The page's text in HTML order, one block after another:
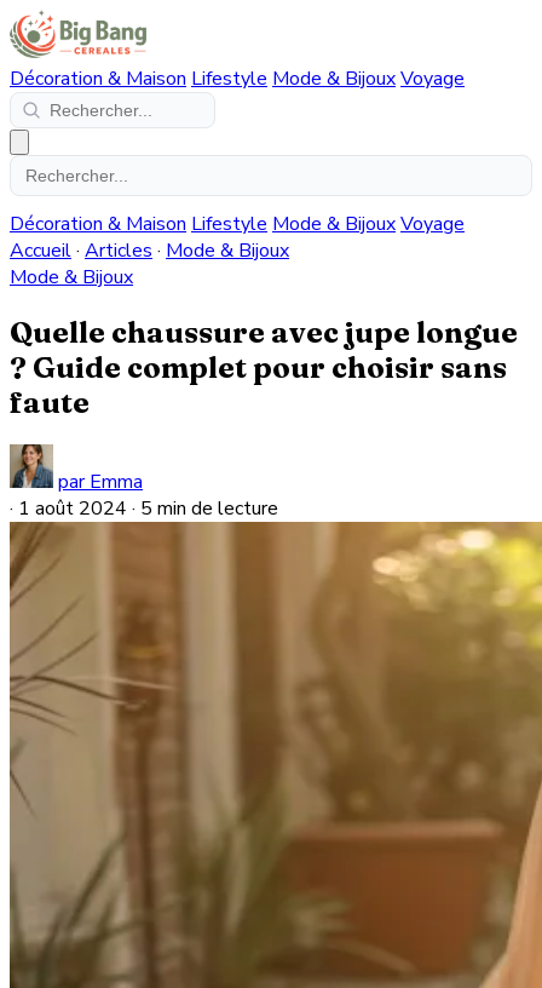
Décoration & Maison Lifestyle Mode & BijouxVoyage
Décoration & Maison Lifestyle Mode & BijouxVoyage
Accueil· Articles · Mode & Bijoux
Mode & Bijoux
Quelle chaussure avec jupe longue
? Guide complet pour choisir sans
faute
par Emma
· 1 août 2024 · 5 min de lecture